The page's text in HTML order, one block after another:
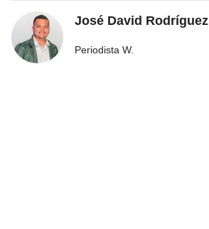
José David Rodríguez
Periodista W.